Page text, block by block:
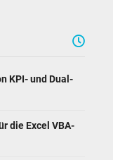
KPI- und Dual-
die Excel VBA-